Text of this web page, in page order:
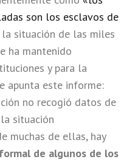
son los esclavos de
la situación de las miles
ha mantenido
y para la
apunta este informe:
no recogió datos de
situación
muchas de ellas, hay
de algunos de los